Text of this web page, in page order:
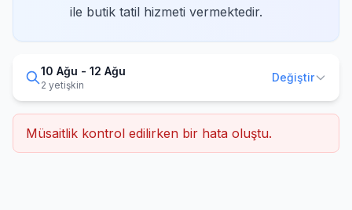
ile butik tatil hizmeti vermektedir.
10 Ağu - 12 Ağu
2 yetişkin
Değiştir
Müsaitlik kontrol edilirken bir hata oluştu.